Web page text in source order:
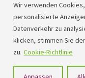
Wir verwenden
personalisierte
Datenverkehr zu
klicken, stimmen Sie
zu. Cookie-Richtlinie